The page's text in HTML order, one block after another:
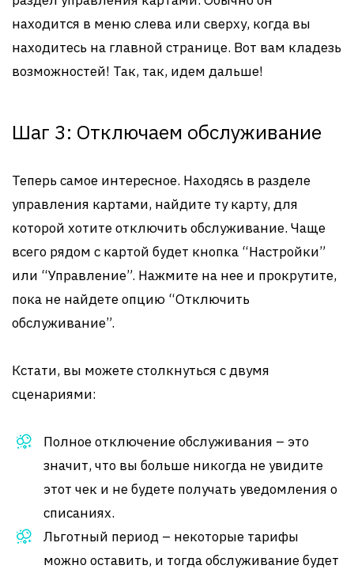
находится в меню слева или сверху, когда вы
находитесь на главной странице. Вот вам кладезь
возможностей! Так, так, идем дальше!
Шаг 3: Отключаем обслуживание
Теперь самое интересное. Находясь в разделе
управления картами, найдите ту карту, для
которой хотите отключить обслуживание. Чаще
всего рядом с картой будет кнопка “Настройки”
или “Управление”. Нажмите на нее и прокрутите,
пока не найдете опцию “Отключить
обслуживание”.
Кстати, вы можете столкнуться с двумя
сценариями:
Полное отключение обслуживания – это
значит, что вы больше никогда не увидите
этот чек и не будете получать уведомления о
списаниях.
Льготный период – некоторые тарифы
можно оставить, и тогда обслуживание будет